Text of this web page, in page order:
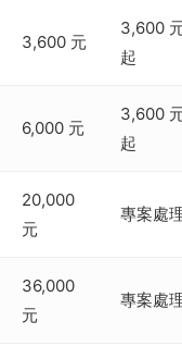
3,600 元
3,600
起
6,000 元
3,600
起
20,000
元
專案處
36,000
元
專案處